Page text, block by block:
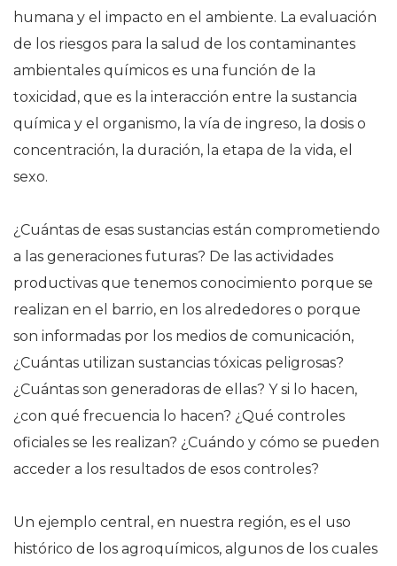
humana y el impacto en el ambiente. La evaluación
de los riesgos para la salud de los contaminantes
ambientales químicos es una función de la
toxicidad, que es la interacción entre la sustancia
química y el organismo, la vía de ingreso, la dosis o
concentración, la duración, la etapa de la vida, el
sexo.
¿Cuántas de esas sustancias están comprometiendo
a las generaciones futuras? De las actividades
productivas que tenemos conocimiento porque se
realizan en el barrio, en los alrededores o porque
son informadas por los medios de comunicación,
¿Cuántas utilizan sustancias tóxicas peligrosas?
¿Cuántas son generadoras de ellas? Y si lo hacen,
¿con qué frecuencia lo hacen? ¿Qué controles
oficiales se les realizan? ¿Cuándo y cómo se pueden
acceder a los resultados de esos controles?
Un ejemplo central, en nuestra región, es el uso
histórico de los agroquímicos, algunos de los cuales